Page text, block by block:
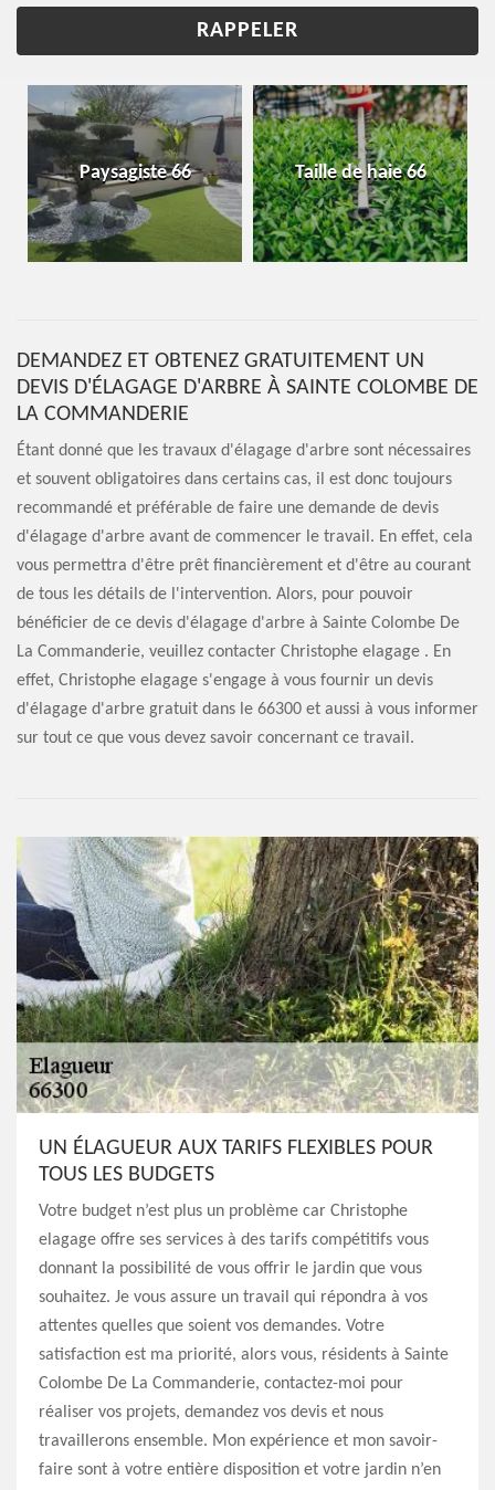
Paysagiste 66 Taille de haie 66
DEMANDEZ ET OBTENEZ GRATUITEMENT UN
DEVIS D'ÉLAGAGE D'ARBRE À SAINTE COLOMBE DE
LA COMMANDERIE
Étant donné que les travaux d'élagage d'arbre sont nécessaires
et souvent obligatoires dans certains cas, il est donc toujours
recommandé et préférable de faire une demande de devis
d'élagage d'arbre avant de commencer le travail. En effet, cela
vous permettra d'être prêt financièrement et d'être au courant
de tous les détails de l'intervention. Alors, pour pouvoir
bénéficier de ce devis d'élagage d'arbre à Sainte Colombe De
La Commanderie, veuillez contacter Christophe elagage . En
effet, Christophe elagage s'engage à vous fournir un devis
d'élagage d'arbre gratuit dans le 66300 et aussi à vous informer
sur tout ce que vous devez savoir concernant ce travail.
UN ÉLAGUEUR AUX TARIFS FLEXIBLES POUR
TOUS LES BUDGETS
Votre budget n’est plus un problème car Christophe
elagage offre ses services à des tarifs compétitifs vous
donnant la possibilité de vous offrir le jardin que vous
souhaitez. Je vous assure un travail qui répondra à vos
attentes quelles que soient vos demandes. Votre
satisfaction est ma priorité, alors vous, résidents à Sainte
Colombe De La Commanderie, contactez-moi pour
réaliser vos projets, demandez vos devis et nous
travaillerons ensemble. Mon expérience et mon savoir-
faire sont à votre entière disposition et votre jardin n’en